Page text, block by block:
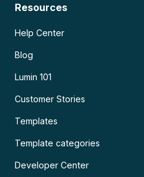
Resources
Help Center
Blog
Lumin 101
Customer Stories
Templates
Template categories
Developer Center